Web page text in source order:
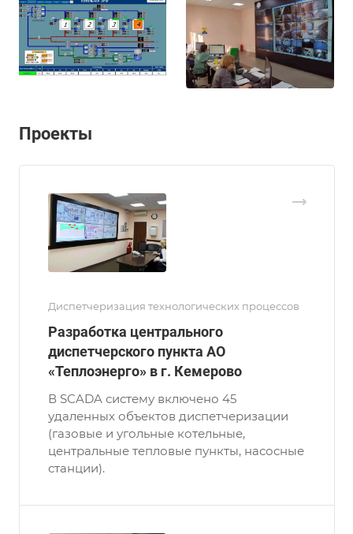
Проекты
Диспетчеризация технологических процессов
Разработка центрального
диспетчерского пункта АО
«Теплоэнерго» в г. Кемерово
В SCADA систему включено 45
удаленных объектов диспетчеризации
(газовые и угольные котельные,
центральные тепловые пункты, насосные
станции).